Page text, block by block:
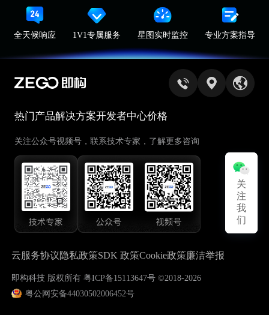
关
注
我
们
全天候响应 1V1专属服务 星图实时监控 专业方案指导
热门产品解决方案开发者中心价格
关注公众号视频号，联系技术专家，了解更多咨询
即构科技 版权所有 粤ICP备15113647号 ©2018-2026
粤公网安备44030502006452号
云服务协议隐私政策SDK 政策Cookie政策廉洁举报
关
注
我
们